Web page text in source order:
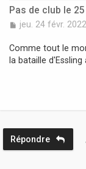
Pas de club le
M
s
s
a
jeu. 24 févr.
Comme tout le
la bataille
Répondre